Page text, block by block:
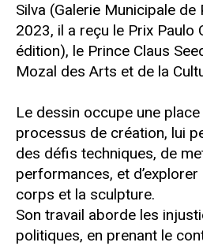
Silva (Galerie Municipale
2023, il a reçu le Prix Paulo
édition), le Prince Claus
Mozal des Arts et de la
Le dessin occupe une
processus de création, lui
des défis techniques, de
performances, et
corps et la sculpture.
Son travail aborde les
politiques, en prenant le